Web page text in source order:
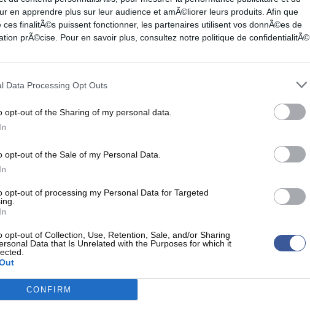
en apprendre plus sur leur audience et amÃ©liorer leurs produits. Afin que
ces finalitÃ©s puissent fonctionner, les partenaires utilisent vos donnÃ©es de
prÃ©cise. Pour en savoir plus, consultez notre politique de confidentialitÃ©.
Data Processing Opt Outs
opt-out of the Sharing of my personal data.
opt-out of the Sale of my Personal Data.
opt-out of processing my Personal Data for Targeted
opt-out of Collection, Use, Retention, Sale, and/or Sharing
Data that Is Unrelated with the Purposes for which it
CONFIRM
devraient bien évidemment accéder aux
s'appelle LeBron James. Pourtant, finir en
une vraie sonette d'alarme. Bien que la
pour une équipe comme les Cavs, il est
être prêt pour le grand final. La saison
et mentalement, à corriger des défauts,
Tyronn Lue n'est certainement pas le
sur son travail fourni quand on
l'absence de systèmes, une défense fébrile ou
exemple en date : l'entraînement de lundi.
joueurs, le coach répond la défense.
Je pense que nous avons
à petit et faire s'entraîner